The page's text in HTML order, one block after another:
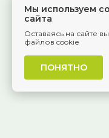
Мы используем
сайта
Оставаясь на сайте
файлов cookie
ПОНЯТНО